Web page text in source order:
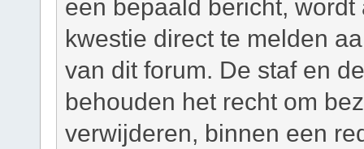
een bepaald bericht,
kwestie direct te melden
van dit forum. De staf en
behouden het recht om
verwijderen, binnen een